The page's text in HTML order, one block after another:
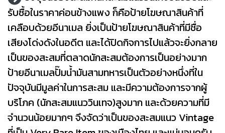
รับซื้อในราคาค่อนข้างแพง ก็คือป้ายโฆษณาสินค้าที่
เคลือบด้วยอีนาเมล ยิ่งเป็นป้ายโฆษณาสินค้าที่มีชื่อ
เสียงโด่งดังในอดีต และได้ปิดกิจการไปแล้วจะยิ่งกลาย
เป็นของสะสมที่ตลาดนักสะสมต้องการเป็นอย่างมาก
ป้ายอีนาเมลปั๊มน้ำมันสามทหารเป็นตัวอย่างหนึ่งที่ใน
ปัจจุบันมีมูลค่าในการสะสม และมีความต้องการจากผู้
บริโภค (นักสะสมแนววินเทจ)สูงมาก และด้วยความที่มี
จำนวนน้อยมากๆ จึงจัดว่าเป็นของสะสมแนว Vintage